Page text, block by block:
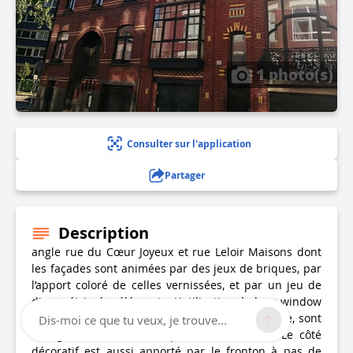
1 photo(s)
Consulter sur l'application
Partager
Description
angle rue du Cœur Joyeux et rue Leloir Maisons dont
les façades sont animées par des jeux de briques, par
l’apport coloré de celles vernissées, et par un jeu de
dissymétrie des éléments. L'utilisation du bow-window
et surtout du large perron creusé dans la façade, sont
des grandes caractéristiques de l'Art Déco. Le côté
Dis-moi ce que tu veux, je trouve...